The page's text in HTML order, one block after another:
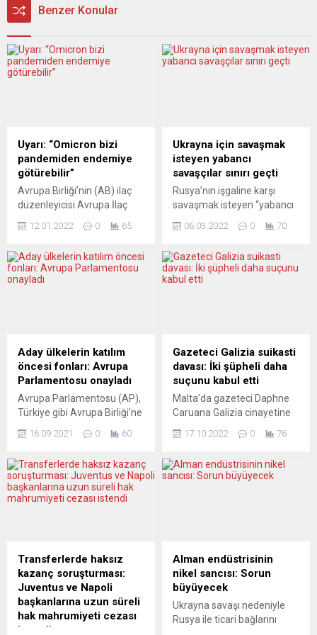
Benzer Konular
Uyarı: “Omicron bizi
pandemiden endemiye
götürebilir”
Avrupa Birliği’nin (AB) ilaç
düzenleyicisi Avrupa İlaç
Omicron varyantının hızla
değerlendirmemelerine
rağmen bunun pandemiden
Cavaleri, Covid-19 salgını ve
aşılarla ilgili son durum
hakkında basın toplantısı
sonundaki ışığa ne zaman
ulaşacağız?”...
12.01.2022 0 65
Ukrayna için savaşmak
isteyen yabancı
savaşçılar sınırı geçti
Rusya’nın işgaline karşı
savaşmak isteyen “yabancı
sınırından Ukrayna’ya
Rusya’nın Ukrayna’ya
yönelik saldırıları sürerken,
Ukrayna’ya geçiyor. Çeşitli
ülkelerden gelen bir grup
yabancı savaşçı, Ukrayna-
Polonya sınırında bulunan
Medyka Sınır Kapısı’ndan
Ukrayna’ya geçerken
gazeteciler tarafından...
06.03.2022 0 70
Aday ülkelerin katılım
öncesi fonları: Avrupa
Parlamentosu onayladı
Avrupa Parlamentosu (AP),
Türkiye gibi Avrupa Birliği’ne
yürütülen Katılım Öncesi
dönemi için (IPA III) 14,2
milyar avroluk fon
ayrılmasına onay verdi.
ülkeler olan Türkiye,
Arnavutluk, Karadağ, Kuzey
Makedonya ve Sırbistan ile
potansiyel aday olan Bosna-
Hersek ve...
16.09.2021 0 60
Gazeteci Galizia suikasti
davası: İki şüpheli daha
suçunu kabul etti
Malta’da gazeteci Daphne
Caruana Galizia cinayetine
şüpheliden ikisi George ve
haklarındaki suçlamaları
kabul etmelerinin ardından
cinayetinin ardından Aralık
2017’den beri cinayet zanlısı
olarak tutuklu yargılanan
Degiorgio kardeşler, dünkü
duruşmalarına...
17.10.2022 0 76
Transferlerde haksız
kazanç soruşturması:
Juventus ve Napoli
başkanlarına uzun süreli
hak mahrumiyeti cezası
istendi
Alman endüstrisinin
nikel sancısı: Sorun
büyüyecek
Ukrayna savaşı nedeniyle
Rusya ile ticari bağlarını